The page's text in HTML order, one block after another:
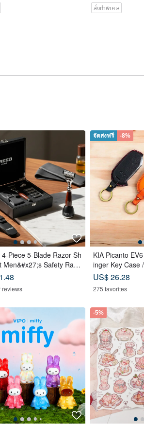
สั่งทำพิเศษ
Piece 5-Blade Razor Sh
Men&#x27;s Safety Razo
Gift
reviews
จัดส่งฟรี -8%
KIA Picanto
inger Key Case
US$ 26.28
275 favorites
-5%